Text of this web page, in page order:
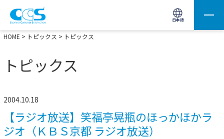
日本語
画像処理用の製品検索 サイト内検索(Enterで実行)
HOME > トピックス > トピックス
トピックス
2004.10.18
【ラジオ放送】笑福亭晃瓶のほっかほかラ
ジオ（ＫＢＳ京都 ラジオ放送）